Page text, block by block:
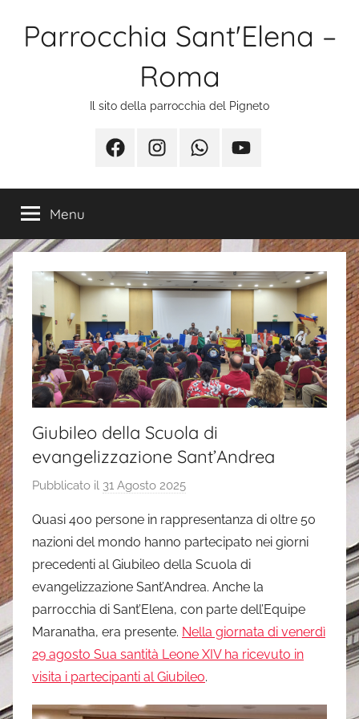
Parrocchia Sant'Elena –
Roma
Il sito della parrocchia del Pigneto
FacebookInstagramWhatsappYoutube
Menu
Giubileo della Scuola di
evangelizzazione Sant’Andrea
Pubblicato il 31 Agosto 2025
a
n
d
r
e
a
Quasi 400 persone in rappresentanza di oltre 50
nazioni del mondo hanno partecipato nei giorni
precedenti al Giubileo della Scuola di
evangelizzazione Sant’Andrea. Anche la
parrocchia di Sant’Elena, con parte dell’Equipe
Maranatha, era presente. Nella giornata di venerdì
29 agosto Sua santità Leone XIV ha ricevuto in
visita i partecipanti al Giubileo.